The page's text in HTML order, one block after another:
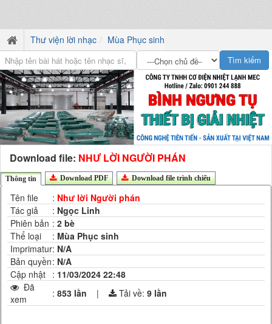
Thư viện lời nhạc Mùa Phục sinh
Download file: NHƯ LỜI NGƯỜI PHÁN
Thông tin Download PDF Download file trình chiếu
Tên file : Như lời Người phán
Tác giả
: Ngọc Linh
Phiên bản : 2 bè
Thể loại
: Mùa Phục sinh
Imprimatur: N/A
Bản quyền: N/A
Cập nhật : 11/03/2024 22:48
Đã
xem
: 853 lần | Tải về: 9 lần